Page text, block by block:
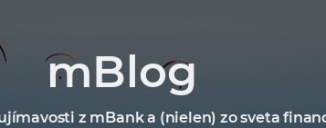
mBlog
z mBank a (nielen) zo sveta